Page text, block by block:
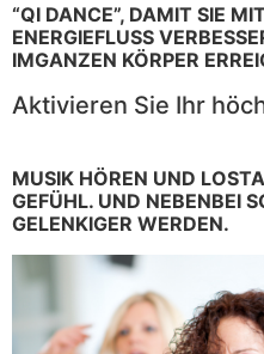
“QI DANCE”, DAMIT SIE
ENERGIEFLUSS
IMGANZEN KÖRPER
Aktivieren Sie Ihr
MUSIK HÖREN UND
GEFÜHL. UND NEBENBEI
GELENKIGER WERDEN.